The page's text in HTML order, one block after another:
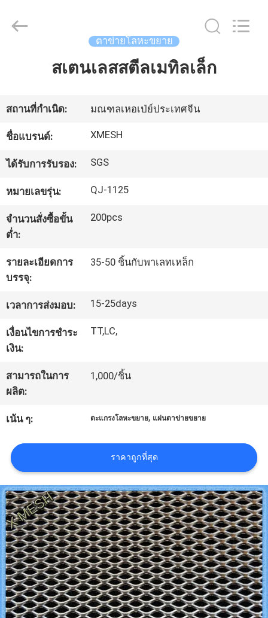
สินค้า
เกี่ยว
กับ
เรา
ทัวร์
โรงงาน
ควบคุม
ขอ
ใบ
เสนอ
ราคา
แผนผัง
Mesh
ตาข่ายโลหะขยาย
สเตนเลสสตีลเมทิลเล็ก
สถานที่กำเนิด: มณฑลเหอเป่ย์ประเทศจีน
ชื่อแบรนด์: XMESH
ได้รับการรับรอง: SGS
หมายเลขรุ่น: QJ-1125
จำนวนสั่งซื้อขั้น
ต่ำ:
200pcs
รายละเอียดการ
บรรจุ:
35-50 ชิ้นกับพาเลทเหล็ก
เวลาการส่งมอบ: 15-25days
เงื่อนไขการชำระ
เงิน:
TT,LC,
สามารถในการ
ผลิต:
1,000/ชิ้น
เน้น ๆ: ตะแกรงโลหะขยาย, แผ่นตาข่ายขยาย
ราคาถูกที่สุด